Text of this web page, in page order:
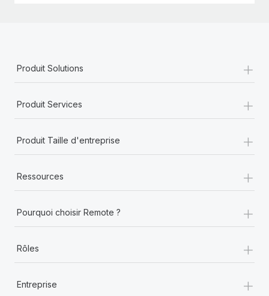
Produit Solutions +
Produit Services +
Produit Taille d'entreprise +
Ressources +
Pourquoi choisir Remote ? +
Rôles +
Entreprise +